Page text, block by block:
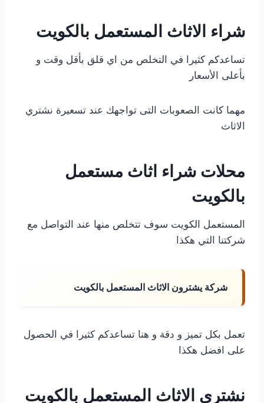
شراء الاثاث المستعمل بالكويت
تساعدكم كثيرا في التخلص من اي قلق بأقل وقت و
بأعلى الأسعار
مهما كانت الصعوبات التى تواجهك عند تسعيرة نشتري
الاثاث
محلات شراء اثاث مستعمل
بالكويت
المستعمل الكويت سوف تتخلص منها عند التواصل مع
شركتنا التي هكذا
شركة يشترون الاثاث المستعمل بالكويت
تعمل بكل تميز و دقة و هنا تساعدكم كثيرا في الحصول
على افضل هكذا
نشترى الاثاث المستعمل بالكويت